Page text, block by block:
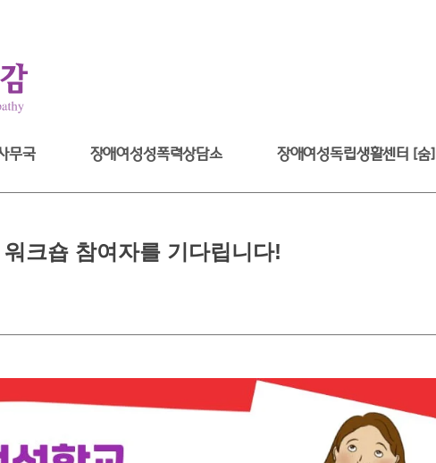
무국 장애여성성폭력상담소 장애여성독립생활센터 [숨]
크숍 참여자를 기다립니다!